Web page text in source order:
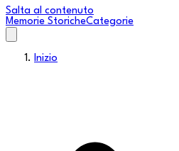
Salta al contenuto
Memorie StoricheCategorie
Inizio